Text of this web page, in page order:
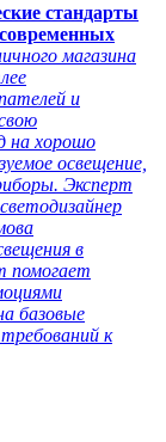
стандарты
магазина
и
на хорошо
освещение,
Эксперт
в
помогает
базовые
к